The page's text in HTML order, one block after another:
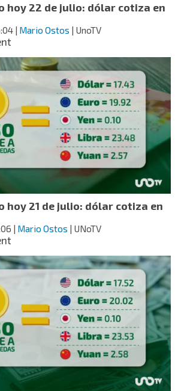
hoy 22 de julio: dólar cotiza en
Mario Ostos | UnoTV
on
de
de
julio:
dólar
cotiza
hoy 21 de julio: dólar cotiza en
| Mario Ostos | UNoTV
on
de
cambio
de
julio:
dólar
cotiza
17.43
pesos